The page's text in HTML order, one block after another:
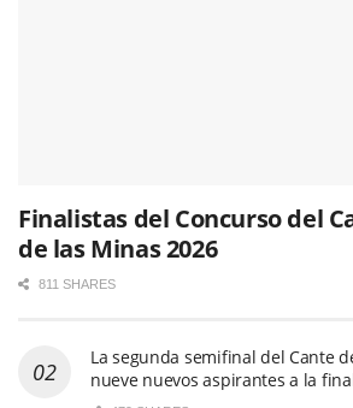
Finalistas del Concurso del
de las Minas 2026
811 SHARES
La segunda semifinal del Cante
nueve nuevos aspirantes a la